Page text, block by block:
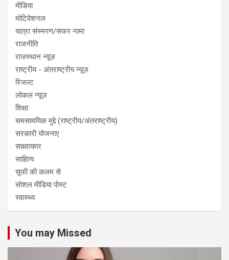
मीडिया
मोटिवेशनल
यात्रा संस्मरण/सफर नामा
राजनीति
राजस्थान न्यूज़
राष्ट्रीय - अंतराष्ट्रीय न्यूज़
रिजल्ट
लोकल न्यूज़
शिक्षा
समसामयिक मुद्दे (राष्ट्रीय/अंतराष्ट्रीय)
सरकारी योजनाए
साक्षात्कार
साहित्य
सूफी की कलम से
सोशल मीडिया पोस्ट
स्वास्थ्य
You may Missed